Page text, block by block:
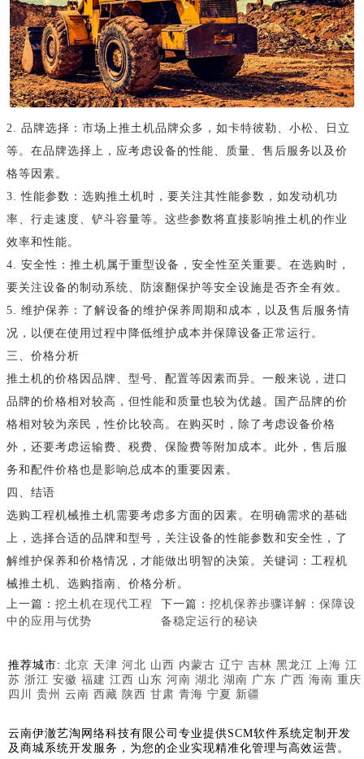
2. 品牌选择：市场上推土机品牌众多，如卡特彼勒、小松、日立
等。在品牌选择上，应考虑设备的性能、质量、售后服务以及价
格等因素。
3. 性能参数：选购推土机时，要关注其性能参数，如发动机功
率、行走速度、铲斗容量等。这些参数将直接影响推土机的作业
效率和性能。
4. 安全性：推土机属于重型设备，安全性至关重要。在选购时，
要关注设备的制动系统、防滚翻保护等安全设施是否齐全有效。
5. 维护保养：了解设备的维护保养周期和成本，以及售后服务情
况，以便在使用过程中降低维护成本并保障设备正常运行。
三、价格分析
推土机的价格因品牌、型号、配置等因素而异。一般来说，进口
品牌的价格相对较高，但性能和质量也较为优越。国产品牌的价
格相对较为亲民，性价比较高。在购买时，除了考虑设备价格
外，还要考虑运输费、税费、保险费等附加成本。此外，售后服
务和配件价格也是影响总成本的重要因素。
四、结语
选购工程机械推土机需要考虑多方面的因素。在明确需求的基础
上，选择合适的品牌和型号，关注设备的性能参数和安全性，了
解维护保养和价格情况，才能做出明智的决策。关键词：工程机
械推土机、选购指南、价格分析。
上一篇： 挖土机在现代工程
中的应用与优势
下一篇： 挖机保养步骤详解：保障设
备稳定运行的秘诀
推荐城市: 北京 天津 河北 山西 内蒙古 辽宁 吉林 黑龙江 上海 江
苏 浙江 安徽 福建 江西 山东 河南 湖北 湖南 广东 广西 海南 重庆
四川
贵州 云南 西藏 陕西 甘肃 青海 宁夏 新疆
云南伊澈艺淘网络科技有限公司专业提供SCM软件系统定制开发
及商城系统开发服务，为您的企业实现精准化管理与高效运营。